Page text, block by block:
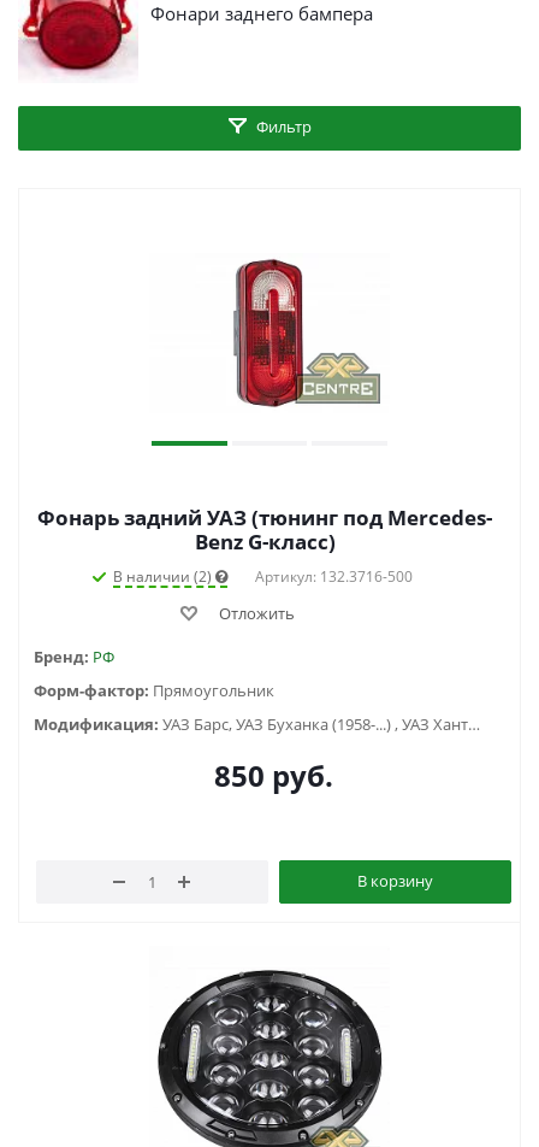
Фонари заднего бампера
Фильтр
Фонарь задний УАЗ (тюнинг под Mercedes-
Benz G-класс)
В наличии (2) Артикул: 132.3716-500
Отложить
Бренд: РФ
Форм-фактор: Прямоугольник
Модификация:
УАЗ Барс, УАЗ Буханка (1958-...) , УАЗ Хантер (2003-...), УАЗ-3151
850 руб.
В корзину